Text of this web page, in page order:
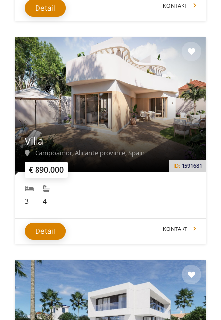
Detail KONTAKT
€ 890.000 ID: 1591681
Villa
Campoamor, Alicante province, Spain
3 4
Detail KONTAKT